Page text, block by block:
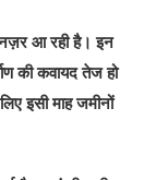
नज़र आ रही है। इन
की कवायद तेज हो
इसी माह जमीनों